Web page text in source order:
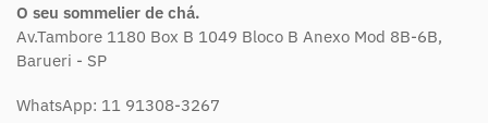
O seu sommelier de chá.
Av.Tambore 1180 Box B 1049 Bloco B Anexo Mod 8B-6B,
Barueri - SP
WhatsApp: 11 91308-3267